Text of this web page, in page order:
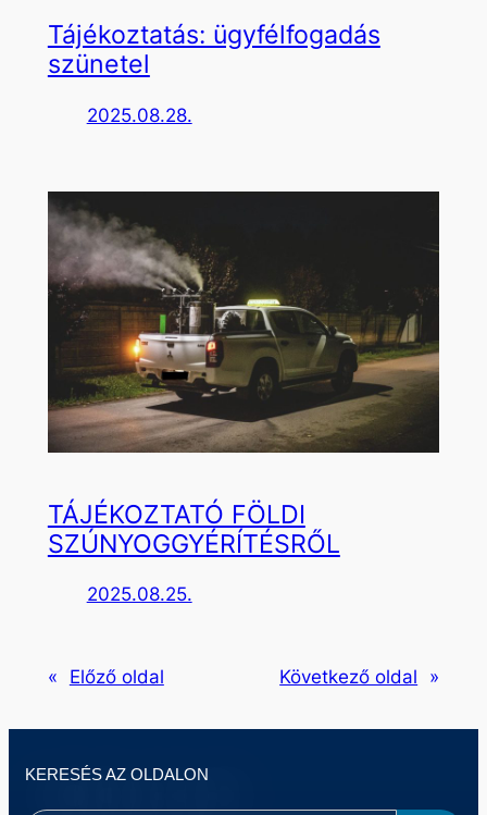
Tájékoztatás: ügyfélfogadás
szünetel
2025.08.28.
TÁJÉKOZTATÓ FÖLDI
SZÚNYOGGYÉRÍTÉSRŐL
2025.08.25.
« Előző oldal Következő oldal »
KERESÉS AZ OLDALON